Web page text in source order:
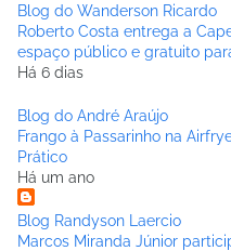
Blog do Wanderson Ricardo
Roberto Costa entrega a
espaço público e gratuito
Há 6 dias
Blog do André Araújo
Frango à Passarinho na
Prático
Há um ano
Blog Randyson Laercio
Marcos Miranda Júnior